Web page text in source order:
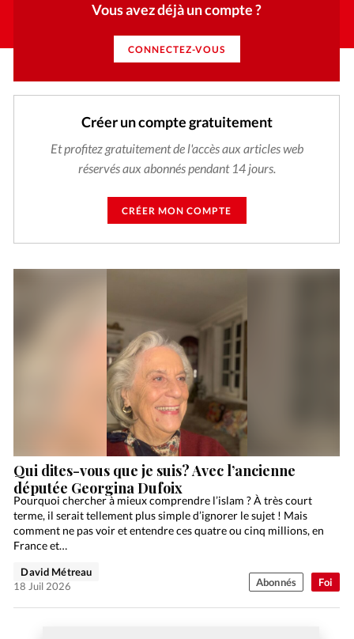
Vous avez déjà un compte ?
CONNECTEZ-VOUS
Créer un compte gratuitement
Et profitez gratuitement de l'accès aux articles web
réservés aux abonnés pendant 14 jours.
CRÉER MON COMPTE
Foi
Qui dites-vous que je suis? Avec l’ancienne
députée Georgina Dufoix
Pourquoi chercher à mieux comprendre l’islam ? À très court
terme, il serait tellement plus simple d’ignorer le sujet ! Mais
comment ne pas voir et entendre ces quatre ou cinq millions, en
France et…
David Métreau
18 Juil 2026
Abonnés